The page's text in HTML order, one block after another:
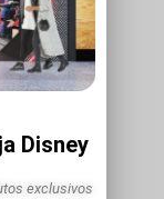
Disney
exclusivos